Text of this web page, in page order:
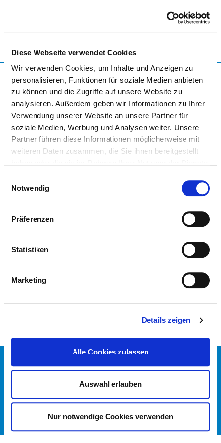
Diese Webseite verwendet Cookies
Wir verwenden Cookies, um Inhalte und Anzeigen zu
personalisieren, Funktionen für soziale Medien anbieten
zu können und die Zugriffe auf unsere Website zu
analysieren. Außerdem geben wir Informationen zu Ihrer
Verwendung unserer Website an unsere Partner für
soziale Medien, Werbung und Analysen weiter. Unsere
Partner führen diese Informationen möglicherweise mit
weiteren Daten zusammen, die Sie ihnen bereitgestellt
Notwendig
Präferenzen
Statistiken
Marketing
Details zeigen
Alle Cookies zulassen
Auswahl erlauben
Nur notwendige Cookies verwenden
Startseite der Fachabteilung
AMEOS KLINIKUM CUXHAVEN
Hygienebeauftragte in der Pflege (PQ14)
© DEUTSCHES KRANKENHAUS VERZEICHNIS 2026
IMPRESSUM
DKTIG